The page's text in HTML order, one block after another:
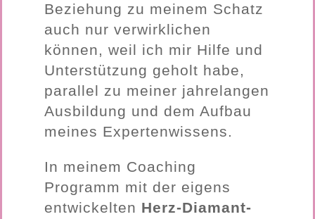
Beziehung zu meinem Schatz
auch nur verwirklichen
können, weil ich mir Hilfe und
Unterstützung geholt habe,
parallel zu meiner jahrelangen
Ausbildung und dem Aufbau
meines Expertenwissens.
In meinem Coaching
Programm mit der eigens
entwickelten Herz-Diamant-